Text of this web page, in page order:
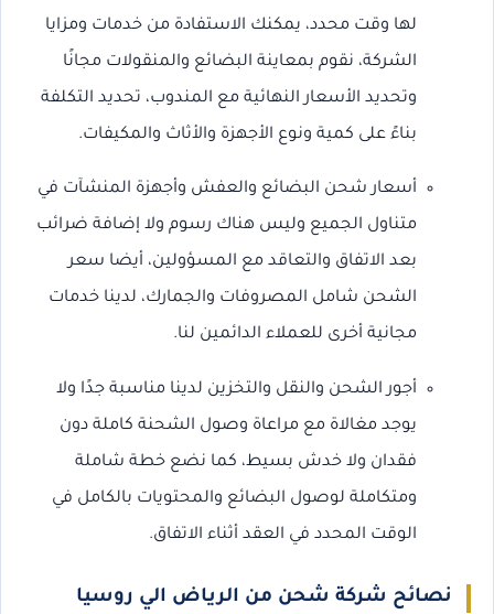
لها وقت محدد، يمكنك الاستفادة من خدمات ومزايا
الشركة، نقوم بمعاينة البضائع والمنقولات مجانًا
وتحديد الأسعار النهائية مع المندوب، تحديد التكلفة
بناءً على كمية ونوع الأجهزة والأثاث والمكيفات.
أسعار شحن البضائع والعفش وأجهزة المنشآت في
متناول الجميع وليس هناك رسوم ولا إضافة ضرائب
بعد الاتفاق والتعاقد مع المسؤولين، أيضا سعر
الشحن شامل المصروفات والجمارك، لدينا خدمات
مجانية أخرى للعملاء الدائمين لنا.
أجور الشحن والنقل والتخزين لدينا مناسبة جدًا ولا
يوجد مغالاة مع مراعاة وصول الشحنة كاملة دون
فقدان ولا خدش بسيط، كما نضع خطة شاملة
ومتكاملة لوصول البضائع والمحتويات بالكامل في
الوقت المحدد في العقد أثناء الاتفاق.
نصائح شركة شحن من الرياض الي روسيا